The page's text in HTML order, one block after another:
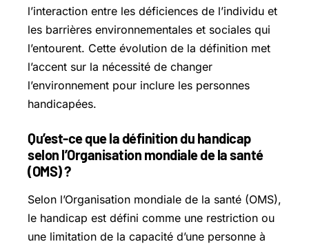
l’interaction entre les déficiences de l’individu et
les barrières environnementales et sociales qui
l’entourent. Cette évolution de la définition met
l’accent sur la nécessité de changer
l’environnement pour inclure les personnes
handicapées.
Qu’est-ce que la définition du handicap
selon l’Organisation mondiale de la santé
(OMS) ?
Selon l’Organisation mondiale de la santé (OMS),
le handicap est défini comme une restriction ou
une limitation de la capacité d’une personne à